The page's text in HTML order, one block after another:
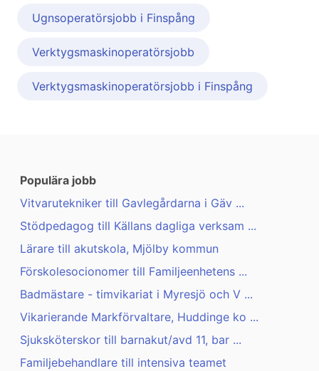
Ugnsoperatörsjobb i Finspång
Verktygsmaskinoperatörsjobb
Verktygsmaskinoperatörsjobb i Finspång
Populära jobb
Vitvarutekniker till Gavlegårdarna i Gäv ...
Stödpedagog till Källans dagliga verksam ...
Lärare till akutskola, Mjölby kommun
Förskolesocionomer till Familjeenhetens ...
Badmästare - timvikariat i Myresjö och V ...
Vikarierande Markförvaltare, Huddinge ko ...
Sjuksköterskor till barnakut/avd 11, bar ...
Familjebehandlare till intensiva teamet